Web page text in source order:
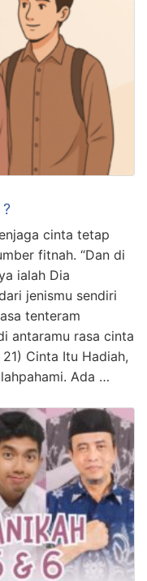
cinta tetap
fitnah. “Dan di
ialah Dia
jenismu sendiri
tenteram
antaramu rasa cinta
Cinta Itu Hadiah,
Ada …